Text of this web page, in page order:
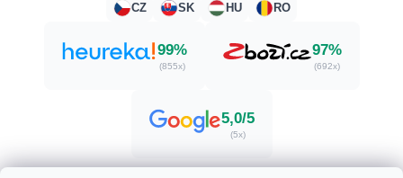
CZ SK HU RO
99%
(855x)
97%
(692x)
5,0/5
(5x)